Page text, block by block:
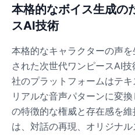
本格的なボイス生成の
スAI技術
本格的なキャラクターの声
された次世代ワンピースAI
社のプラットフォームはテ
リアルな音声パターンに変
の特徴的な権威と存在感を
は、対話の再現、オリジナ